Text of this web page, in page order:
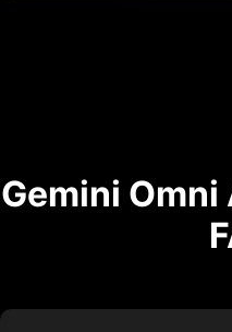
Gemini Omni